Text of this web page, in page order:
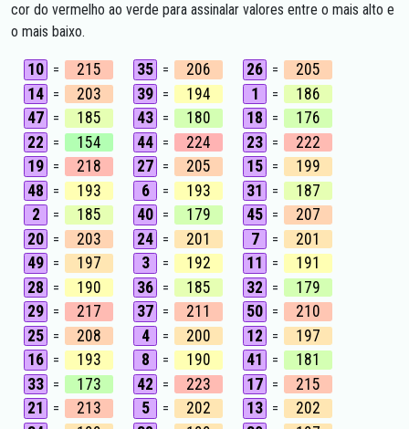
cor do vermelho ao verde para assinalar valores entre o mais alto e
o mais baixo.
10 = 215 35 = 206 26 =
205
14 = 203 39 = 194 1 =
186
47 = 185 43 = 180 18 =
176
22
= 154 44 = 224 23 =
222
19 = 218 27 = 205 15 =
199
48
= 193 6 = 193 31 =
187
2
= 185 40 = 179 45 =
207
20 = 203 24 = 201 7 =
201
49 = 197 3 = 192 11 =
191
28
= 190 36 = 185 32 =
179
29 = 217 37 = 211 50 =
210
25 = 208 4 = 200 12 =
197
16 = 193 8 = 190 41 =
181
33 = 173 42 = 223 17 =
215
21
= 213 5 = 202 13 =
202